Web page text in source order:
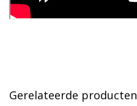
Gerelateerde producten